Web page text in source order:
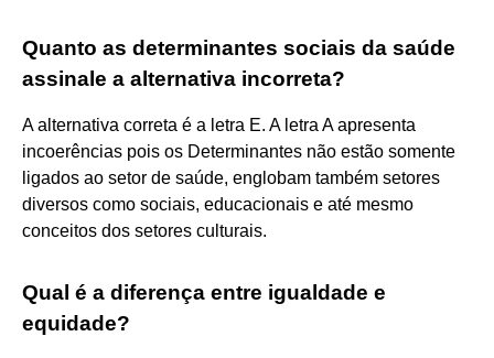
Quanto as determinantes sociais da saúde
assinale a alternativa incorreta?
A alternativa correta é a letra E. A letra A apresenta
incoerências pois os Determinantes não estão somente
ligados ao setor de saúde, englobam também setores
diversos como sociais, educacionais e até mesmo
conceitos dos setores culturais.
Qual é a diferença entre igualdade e
equidade?